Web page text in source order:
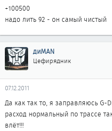
+100500
надо лить 92 - он самый чистый
диMAN
Цефирядник
07.12.2011
Да как так то, я заправляюсь G-
расход нормальный по трассе
влёт!!!